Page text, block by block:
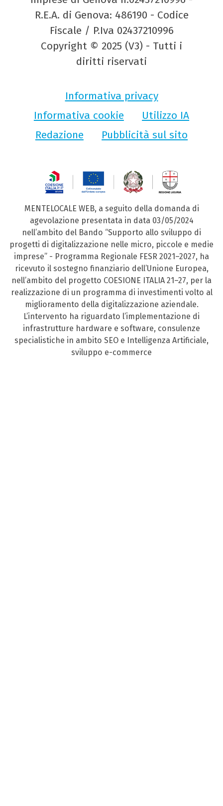
R.E.A. di Genova: 486190 - Codice
Fiscale / P.Iva 02437210996
Copyright © 2025 (V3) - Tutti i
diritti riservati
Informativa privacy
Informativa cookie
Utilizzo IA
Redazione
Pubblicità sul sito
MENTELOCALE WEB, a seguito della domanda di
agevolazione presentata in data 03/05/2024
nell’ambito del Bando “Supporto allo sviluppo di
progetti di digitalizzazione nelle micro, piccole e medie
imprese” - Programma Regionale FESR 2021–2027, ha
ricevuto il sostegno finanziario dell’Unione Europea,
nell’ambito del progetto COESIONE ITALIA 21–27, per la
realizzazione di un programma di investimenti volto al
miglioramento della digitalizzazione aziendale.
L’intervento ha riguardato l’implementazione di
infrastrutture hardware e software, consulenze
specialistiche in ambito SEO e Intelligenza Artificiale,
sviluppo e-commerce